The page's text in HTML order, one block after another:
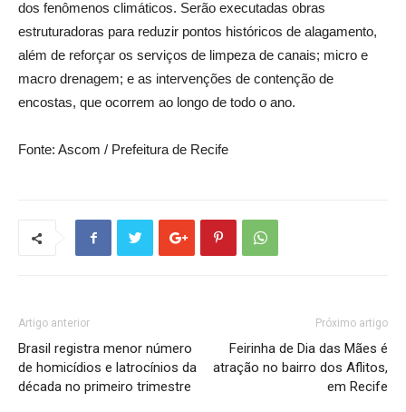
dos fenômenos climáticos. Serão executadas obras
estruturadoras para reduzir pontos históricos de alagamento,
além de reforçar os serviços de limpeza de canais; micro e
macro drenagem; e as intervenções de contenção de
encostas, que ocorrem ao longo de todo o ano.
Fonte: Ascom / Prefeitura de Recife
Artigo anterior
Brasil registra menor número
de homicídios e latrocínios da
década no primeiro trimestre
Próximo artigo
Feirinha de Dia das Mães é
atração no bairro dos Aflitos,
em Recife